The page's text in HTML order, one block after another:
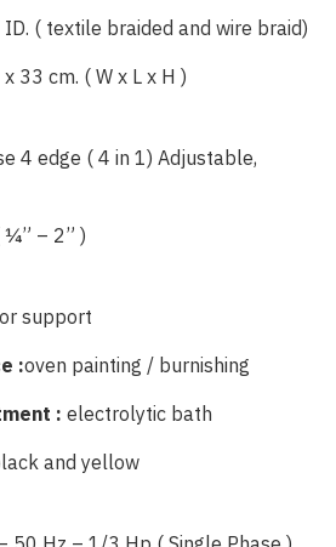
( textile braided and wire braid)
33 cm. ( W x L x H )
4 edge ( 4 in 1) Adjustable,
– 2” )
support
:oven painting / burnishing
:electrolytic bath
and yellow